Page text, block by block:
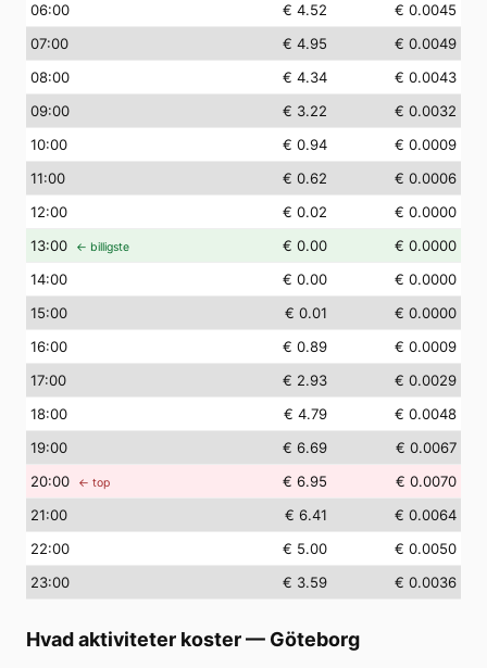
06:00 € 4.52
€ 0.0045
07:00 € 4.95
€ 0.0049
08:00 € 4.34
€ 0.0043
09:00 € 3.22
€ 0.0032
10:00 € 0.94
€ 0.0009
11:00 € 0.62
€ 0.0006
12:00 € 0.02
€ 0.0000
13:00 ← billigste € 0.00
€ 0.0000
14:00 € 0.00
€ 0.0000
15:00 € 0.01
€ 0.0000
16:00 € 0.89
€ 0.0009
17:00 € 2.93
€ 0.0029
18:00 € 4.79
€ 0.0048
19:00 € 6.69
€ 0.0067
20:00 ← top € 6.95
€ 0.0070
21:00 € 6.41
€ 0.0064
22:00 € 5.00
€ 0.0050
23:00 € 3.59 € 0.0036
Hvad aktiviteter koster— Göteborg